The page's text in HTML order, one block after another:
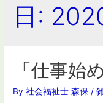
日:
「仕事始
By社会福祉士 森保 /